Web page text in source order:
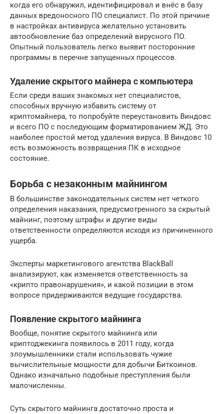
когда его обнаружил, идентифицировал и внёс в базу
данных вредоносного ПО специалист. По этой причине
в настройках антивируса желательно установить
автообновление баз определений вирусного ПО.
Опытный пользователь легко выявит посторонние
программы в перечне запущенных процессов.
Удаление скрытого майнера с компьютера
Если среди ваших знакомых нет специалистов,
способных вручную избавить систему от
криптомайнера, то попробуйте переустановить Виндовс
и всего ПО с последующим форматированием ЖД. Это
наиболее простой метод удаления вируса. В Виндовс 10
есть возможность возвращения ПК в исходное
состояние.
Борьба с незаконным майнингом
В большинстве законодательных систем нет четкого
определения наказания, предусмотренного за скрытый
майнинг, поэтому штрафы и другие виды
ответственности определяются исходя из причиненного
ущерба.
Эксперты маркетингового агентства BlackBall
анализируют, как изменяется ответственность за
«крипто правонарушения», и какой позиции в этом
вопросе придерживаются ведущие государства.
Появление скрытого майнинга
Вообще, понятие скрытого майнинга или
криптоджекинга появилось в 2011 году, когда
злоумышленники стали использовать чужие
вычислительные мощности для добычи Биткоинов.
Однако изначально подобные преступления были
малочисленны.
Суть скрытого майнинга достаточно проста и